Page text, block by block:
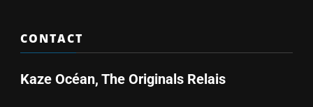
CONTACT
Kaze Océan, The Originals Relais